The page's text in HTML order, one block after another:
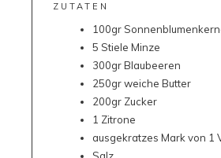
ZUTATEN
100gr
5 Stiele Minze
300gr Blaubeeren
250gr weiche Butter
200gr Zucker
1 Zitrone
ausgekratzes Mark von 1